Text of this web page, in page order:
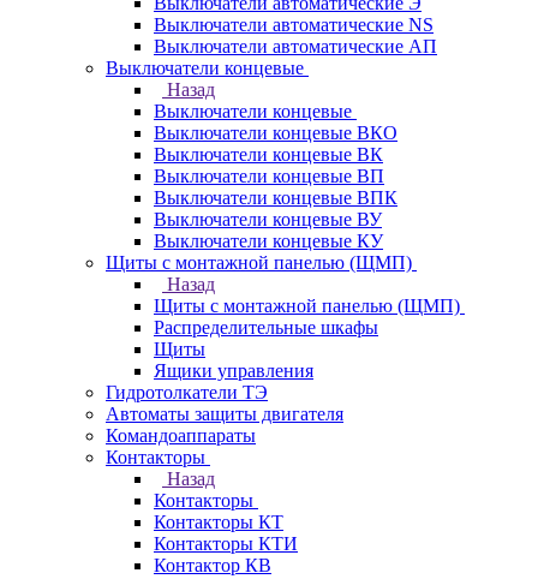
Выключатели автоматические NS
Выключатели автоматические АП
Выключатели концевые
Назад
Выключатели концевые
Выключатели концевые ВКО
Выключатели концевые ВК
Выключатели концевые ВП
Выключатели концевые ВПК
Выключатели концевые ВУ
Выключатели концевые КУ
Щиты с монтажной панелью (ЩМП)
Назад
Щиты с монтажной панелью (ЩМП)
Распределительные шкафы
Щиты
Ящики управления
Гидротолкатели ТЭ
Автоматы защиты двигателя
Командоаппараты
Контакторы
Назад
Контакторы
Контакторы КТ
Контакторы КТИ
Контактор КВ